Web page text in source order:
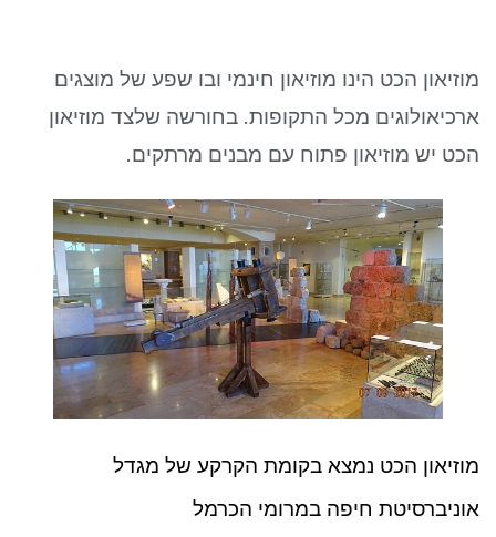
לאפס את כל האפשרויות
מוזיאון הכט הינו מוזיאון חינמי ובו שפע של מוצגים
ארכיאולוגים מכל התקופות. בחורשה שלצד מוזיאון
הכט יש מוזיאון פתוח עם מבנים מרתקים.
מוזיאון הכט נמצא בקומת הקרקע של מגדל
אוניברסיטת חיפה במרומי הכרמל